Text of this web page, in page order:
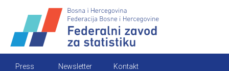
content
Press Newsletter
Kontakt